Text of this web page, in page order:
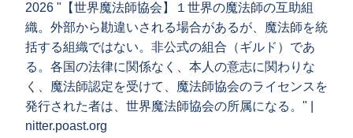
2026 "【世界魔法師協会】１世界の魔法師の互助組
織。外部から勘違いされる場合があるが、魔法師を統
括する組織ではない。非公式の組合（ギルド）であ
る。各国の法律に関係なく、本人の意志に関わりな
く、魔法師認定を受けて、魔法師協会のライセンスを
発行された者は、世界魔法師協会の所属になる。" |
nitter.poast.org